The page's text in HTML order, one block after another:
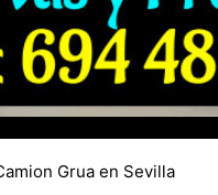
Grua en Sevilla